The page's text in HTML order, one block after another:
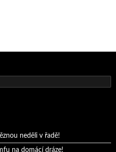
titul!
na domácí dráze!